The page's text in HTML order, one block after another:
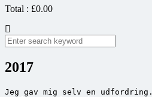
Total : £0.00
2017
Jeg gav mig selv en udfordring.